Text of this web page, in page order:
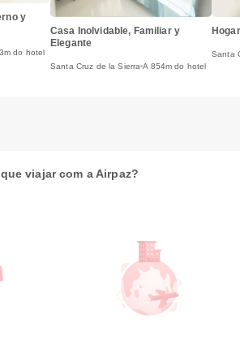
y
do hotel
Casa Inolvidable, Familiar y
Elegante
Santa Cruz de la Sierra A 854m do hotel
Santa
viajar com a Airpaz?